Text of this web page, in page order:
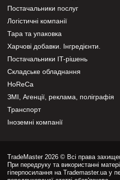
Постачальники послуг
Логістичні компанії
Тара та упаковка
Харчові добавки. Інгредієнти.
Постачальники IT-рішень
Складське обладнання
HoReCa
ЗМІ, Агенції, реклама, поліграфія
Транспорт
Іноземні компанії
TradeMaster 2026 © Всі права
При передруку та використанні
гіперпосилання на Trademaster.ua у